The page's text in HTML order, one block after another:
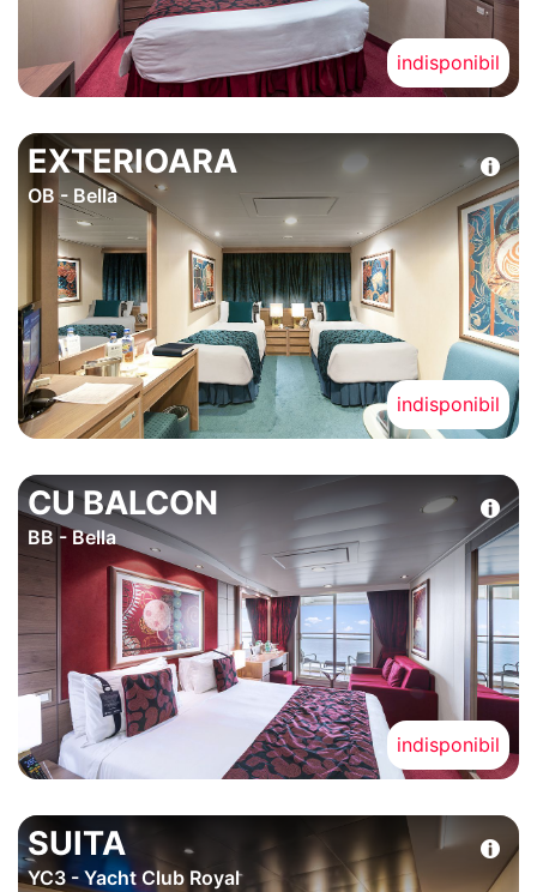
indisponibil
EXTERIOARA
OB - Bella
indisponibil
CU BALCON
BB - Bella
indisponibil
SUITA
YC3 - Yacht Club Royal